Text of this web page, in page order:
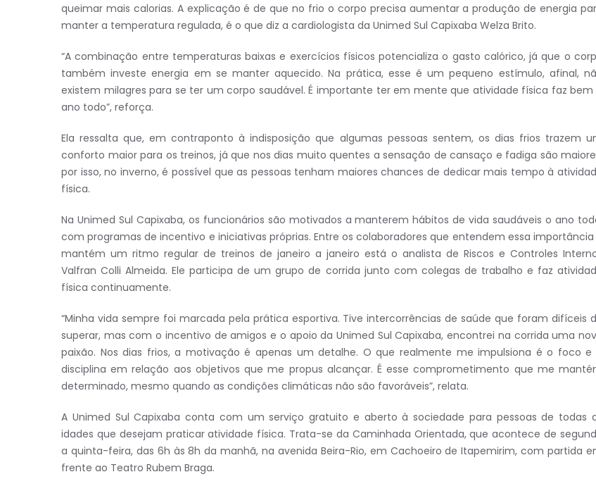
queimar mais calorias. A explicação é de que no frio o corpo precisa aumentar a produção de energia
manter a temperatura regulada, é o que diz a cardiologista da Unimed Sul Capixaba Welza Brito.
“A combinação entre temperaturas baixas e exercícios físicos potencializa o gasto calórico, já que o
também investe energia em se manter aquecido. Na prática, esse é um pequeno estímulo, afinal,
existem milagres para se ter um corpo saudável. É importante ter em mente que atividade física faz bem
ano todo”, reforça.
Ela ressalta que, em contraponto à indisposição que algumas pessoas sentem, os dias frios trazem
conforto maior para os treinos, já que nos dias muito quentes a sensação de cansaço e fadiga são
por isso, no inverno, é possível que as pessoas tenham maiores chances de dedicar mais tempo à
física.
Na Unimed Sul Capixaba, os funcionários são motivados a manterem hábitos de vida saudáveis o ano
com programas de incentivo e iniciativas próprias. Entre os colaboradores que entendem essa importância
mantém um ritmo regular de treinos de janeiro a janeiro está o analista de Riscos e Controles
Valfran Colli Almeida. Ele participa de um grupo de corrida junto com colegas de trabalho e faz
física continuamente.
“Minha vida sempre foi marcada pela prática esportiva. Tive intercorrências de saúde que foram difíceis
superar, mas com o incentivo de amigos e o apoio da Unimed Sul Capixaba, encontrei na corrida uma
paixão. Nos dias frios, a motivação é apenas um detalhe. O que realmente me impulsiona é o foco e
disciplina em relação aos objetivos que me propus alcançar. É esse comprometimento que me
determinado, mesmo quando as condições climáticas não são favoráveis”, relata.
A Unimed Sul Capixaba conta com um serviço gratuito e aberto à sociedade para pessoas de todas
idades que desejam praticar atividade física. Trata-se da Caminhada Orientada, que acontece de
a quinta-feira, das 6h às 8h da manhã, na avenida Beira-Rio, em Cachoeiro de Itapemirim, com partida
frente ao Teatro Rubem Braga.